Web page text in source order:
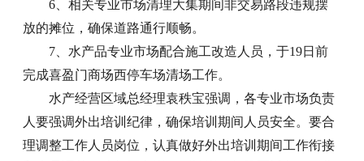
6、相关专业市场清理大集期间非交易路段违规摆
放的摊位，确保道路通行顺畅。
7、水产品专业市场配合施工改造人员，于19日前
完成喜盈门商场西停车场清场工作。
水产经营区域总经理袁秩宝强调，各专业市场负责
人要强调外出培训纪律，确保培训期间人员安全。要合
理调整工作人员岗位，认真做好外出培训期间工作衔接